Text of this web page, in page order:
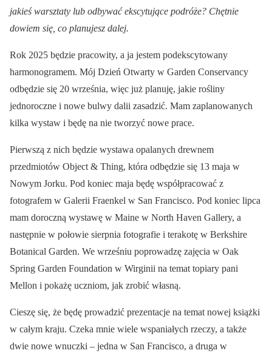
jakieś warsztaty lub odbywać ekscytujące podróże? Chętnie
dowiem się, co planujesz dalej.
Rok 2025 będzie pracowity, a ja jestem podekscytowany
harmonogramem. Mój Dzień Otwarty w Garden Conservancy
odbędzie się 20 września, więc już planuję, jakie rośliny
jednoroczne i nowe bulwy dalii zasadzić. Mam zaplanowanych
kilka wystaw i będę na nie tworzyć nowe prace.
Pierwszą z nich będzie wystawa opalanych drewnem
przedmiotów Object & Thing, która odbędzie się 13 maja w
Nowym Jorku. Pod koniec maja będę współpracować z
fotografem w Galerii Fraenkel w San Francisco. Pod koniec lipca
mam doroczną wystawę w Maine w North Haven Gallery, a
następnie w połowie sierpnia fotografie i terakotę w Berkshire
Botanical Garden. We wrześniu poprowadzę zajęcia w Oak
Spring Garden Foundation w Wirginii na temat topiary pani
Mellon i pokażę uczniom, jak zrobić własną.
Cieszę się, że będę prowadzić prezentacje na temat nowej książki
w całym kraju. Czeka mnie wiele wspaniałych rzeczy, a także
dwie nowe wnuczki – jedna w San Francisco, a druga w